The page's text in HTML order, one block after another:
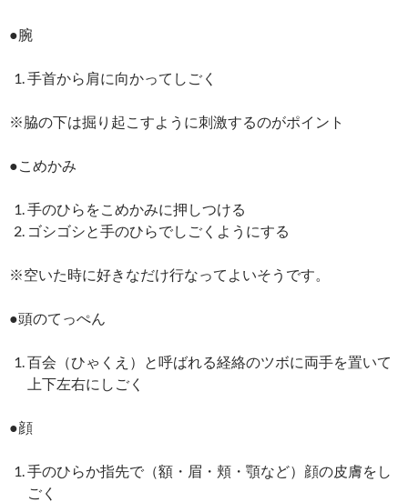
●腕
手首から肩に向かってしごく
※脇の下は掘り起こすように刺激するのがポイント
●こめかみ
手のひらをこめかみに押しつける
ゴシゴシと手のひらでしごくようにする
※空いた時に好きなだけ行なってよいそうです。
●頭のてっぺん
百会（ひゃくえ）と呼ばれる経絡のツボに両手を置いて
上下左右にしごく
●顔
手のひらか指先で（額・眉・頬・顎など）顔の皮膚をし
ごく